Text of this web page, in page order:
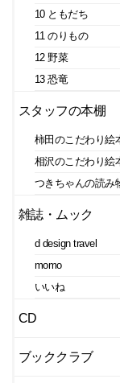
10 ともだち
11 のりもの
12 野菜
13 恐竜
スタッフの本棚
柿田のこだわり絵
相沢のこだわり絵
つきちゃんの読み
雑誌・ムック
d design travel
momo
いいね
CD
ブッククラブ